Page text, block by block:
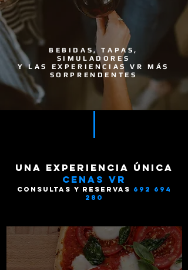
BEBIDAS, TAPAS,
SIMULADORES
Y LAS EXPERIENCIAS VR MÁS
SORPRENDENTES
una experiencia única
cenas vr
consultas y reservas 692 694
280